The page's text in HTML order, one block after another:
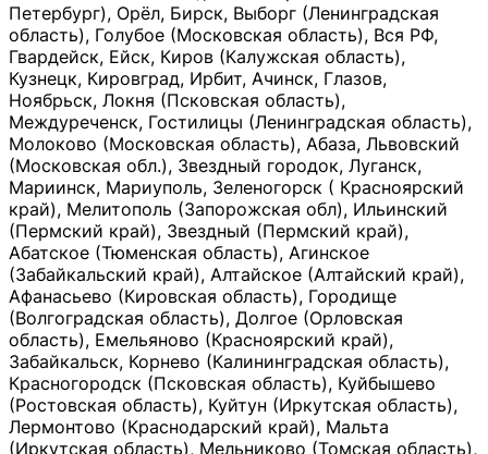
Петербург), Орёл, Бирск, Выборг (Ленинградская
область), Голубое (Московская область), Вся РФ,
Гвардейск, Ейск, Киров (Калужская область),
Кузнецк, Кировград, Ирбит, Ачинск, Глазов,
Ноябрьск, Локня (Псковская область),
Междуреченск, Гостилицы (Ленинградская область),
Молоково (Московская область), Абаза, Львовский
(Московская обл.), Звездный городок, Луганск,
Мариинск, Мариуполь, Зеленогорск ( Красноярский
край), Мелитополь (Запорожская обл), Ильинский
(Пермский край), Звездный (Пермский край),
Абатское (Тюменская область), Агинское
(Забайкальский край), Алтайское (Алтайский край),
Афанасьево (Кировская область), Городище
(Волгоградская область), Долгое (Орловская
область), Емельяново (Красноярский край),
Забайкальск, Корнево (Калининградская область),
Красногородск (Псковская область), Куйбышево
(Ростовская область), Куйтун (Иркутская область),
Лермонтово (Краснодарский край), Мальта
(Иркутская область), Мельниково (Томская область),